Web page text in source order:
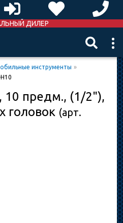
ДИЛЕР
инструменты »
10 предм., (1/2"),
головок (арт.